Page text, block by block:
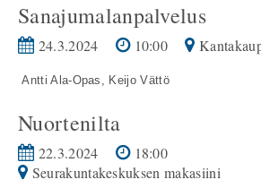
Sanajumalanpalvelus
24.3.2024 10:00
Antti Ala-Opas, Keijo Vättö
Nuortenilta
22.3.2024
18:00
Seurakuntakeskuksen makasiini